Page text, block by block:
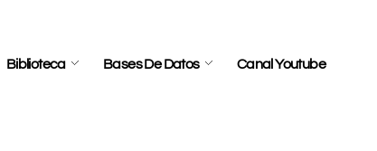
Biblioteca Bases De Datos Canal Youtube